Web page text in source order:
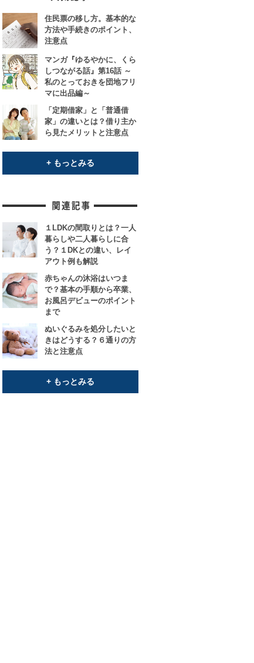
住民票の移し方。基本的な
方法や手続きのポイント、
注意点
マンガ『ゆるやかに、くら
しつながる話』第16話 ～
私のとっておきを団地フリ
マに出品編～
「定期借家」と「普通借
家」の違いとは？借り主か
ら見たメリットと注意点
+ もっとみる
１LDKの間取りとは？一人
暮らしや二人暮らしに合
う？１DKとの違い、レイ
アウト例も解説
赤ちゃんの沐浴はいつま
で？基本の手順から卒業、
お風呂デビューのポイント
まで
ぬいぐるみを処分したいと
きはどうする？６通りの方
法と注意点
+ もっとみる